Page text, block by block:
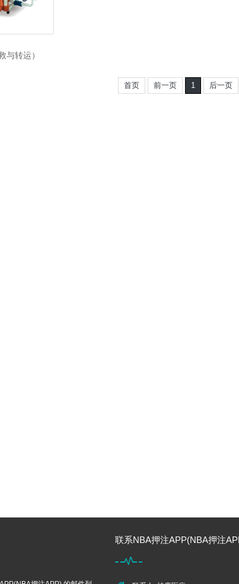
与转运）
首页 前一页 1 后一页
联系NBA押注APP(NBA押注